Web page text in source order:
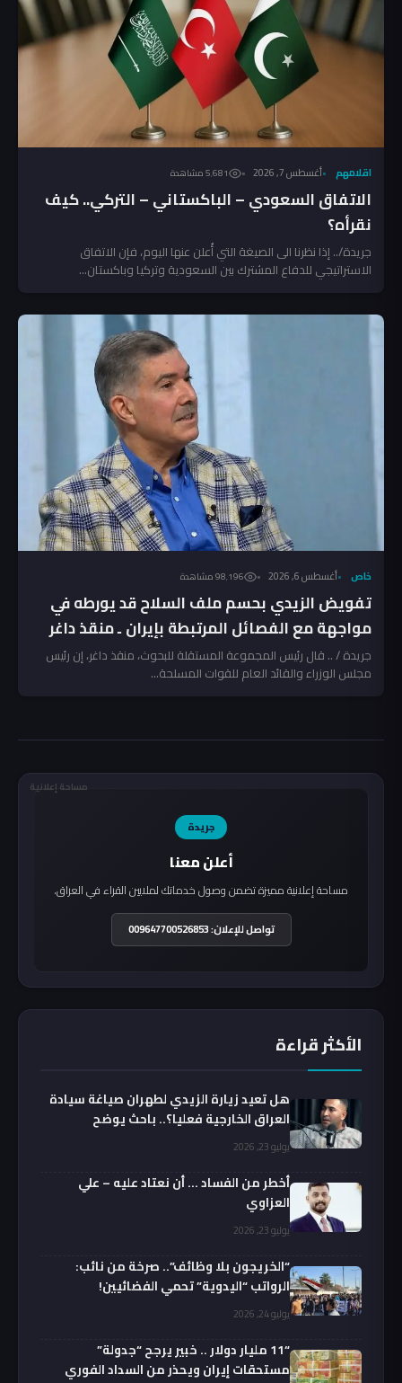
اقلامهم أغسطس 7, 2026 5٬681 مشاهدة
الاتفاق السعودي – الباكستاني – التركي.. كيف
نقرأه؟
جريدة/.. إذا نظرنا الى الصيغة التي أُعلن عنها اليوم، فإن الاتفاق
الاستراتيجي للدفاع المشترك بين السعودية وتركيا وباكستان...
خاص أغسطس 6, 2026 98٬196 مشاهدة
تفويض الزيدي بحسم ملف السلاح قد يورطه في
مواجهة مع الفصائل المرتبطة بإيران ـ منقذ داغر
جريدة / .. قال رئيس المجموعة المستقلة للبحوث، منقذ داغر، إن رئيس
مجلس الوزراء والقائد العام للقوات المسلحة...
مساحة إعلانية
جريدة
أعلن معنا
مساحة إعلانية مميزة تضمن وصول خدماتك لملايين القراء في العراق.
تواصل للإعلان: 009647700526853
الأكثر قراءة
هل تعيد زيارة الزيدي لطهران صياغة سيادة
العراق الخارجية فعليا؟.. باحث يوضح
يوليو 23, 2026
أخطر من الفساد … أن نعتاد عليه – علي
العزاوي
يوليو 23, 2026
“الخريجون بلا وظائف”.. صرخة من نائب:
الرواتب “اليدوية” تحمي الفضائيين!
يوليو 24, 2026
“11 مليار دولار .. خبير يرجح “جدولة”
مستحقات إيران ويحذر من السداد الفوري